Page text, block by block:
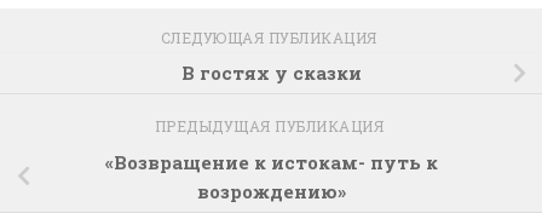
СЛЕДУЮЩАЯ ПУБЛИКАЦИЯ
В гостях у сказки
ПРЕДЫДУЩАЯ ПУБЛИКАЦИЯ
«Возвращение к истокам- путь к
возрождению»